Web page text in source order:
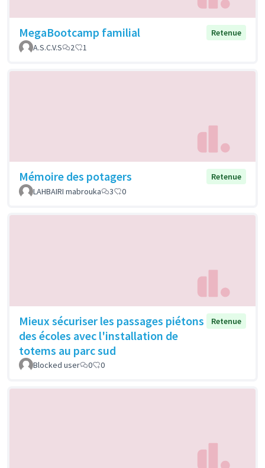
MegaBootcamp familial
Retenue
A.S.C.V.S
2 1
Mémoire des potagers
Retenue
LAHBAIRI mabrouka
3 0
Mieux sécuriser les passages piétons
des écoles avec l'installation de
totems au parc sud
Retenue
Blocked user 0 0